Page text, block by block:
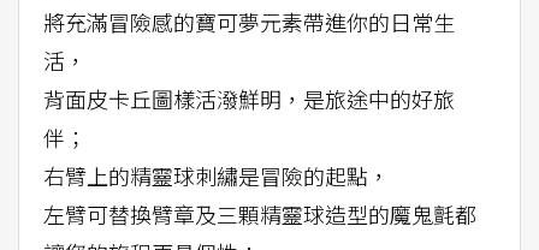
將充滿冒險感的寶可夢元素帶進你的日常生
活，
背面皮卡丘圖樣活潑鮮明，是旅途中的好旅
伴；
右臂上的精靈球刺繡是冒險的起點，
左臂可替換臂章及三顆精靈球造型的魔鬼氈都